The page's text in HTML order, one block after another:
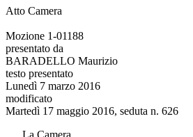
Atto Camera
Mozione 1-01188
presentato da
BARADELLO Maurizio
testo presentato
Lunedì 7 marzo 2016
modificato
Martedì 17 maggio 2016, seduta n. 626
La Camera,